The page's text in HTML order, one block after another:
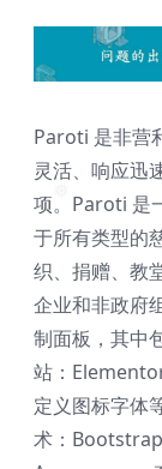
❅
Paroti 是非营
灵活、响应迅
项。Paroti 是
于所有类型的
织、捐赠、教
企业和非政府
制面板，其中
站：
定义图标字体
术：Bootstrap